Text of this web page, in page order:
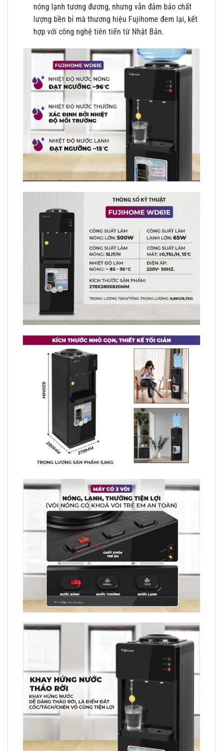
nóng lạnh tương đương, nhưng vẫn đảm bảo chất
lượng bền bỉ mà thương hiệu Fujihome đem lại, kết
hợp với công nghệ tiên tiến từ Nhật Bản.